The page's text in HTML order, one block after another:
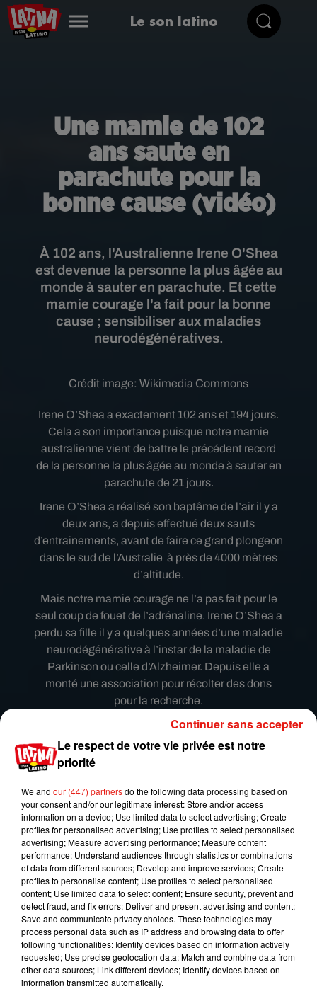
Le son latino
Une mamie de 102
ans saute en
parachute pour la
bonne cause (vidéo)
À 102 ans, l'Australienne Irene O'Shea
est devenue la personne la plus âgée au
monde à sauter en parachute. Et cette
mamie courage l'a fait pour la bonne
cause ; sensibiliser aux maladies
neurodégénératives.
Crédit image: Wikimedia Commons
Irene O’Shea a exactement 102 ans et 194 jours.
Cela a son importance puisque notre mamie
australienne vient de battre le précédent record
de la personne la plus âgée au monde à sauter en
parachute de 21 jours.
Irene O’Shea a réalisé son baptême de l’air il y a
deux ans, a depuis effectué deux sauts
d’entrainements, avant de faire ce grand plongeon
dans le sud de l’Australie à près de 4000 mètres
d’altitude.
Mais notre mamie courage ne l’a pas fait pour le
seul coup de fouet de l’adrénaline. Irene O’Shea a
perdu sa fille il y a quelques années d’une maladie
neurodégénérative à l’instar de la maladie de
Parkinson ou celle d’Alzheimer. Depuis elle a
monté une association pour récolter des dons
pour la recherche.
Justement ce saut a été fait pour essayer de
mettre en lumière son association. Bien sûr Irene
a été fortement encadrée pour que le saut se
Le respect de votre vie privée est notre
priorité
We and our (447) partnersdo the following data processing based on
your consent and/or our legitimate interest: Store and/or access
information on a device; Use limited data to select advertising; Create
profiles for personalised advertising; Use profiles to select personalised
advertising; Measure advertising performance; Measure content
performance; Understand audiences through statistics or combinations
of data from different sources; Develop and improve services; Create
profiles to personalise content; Use profiles to select personalised
content; Use limited data to select content; Ensure security, prevent and
detect fraud, and fix errors; Deliver and present advertising and content;
Save and communicate privacy choices. These technologies may
process personal data such as IP address and browsing data to offer
following functionalities: Identify devices based on information actively
requested; Use precise geolocation data; Match and combine data from
other data sources; Link different devices; Identify devices based on
information transmitted automatically.
Continuer sans accepter